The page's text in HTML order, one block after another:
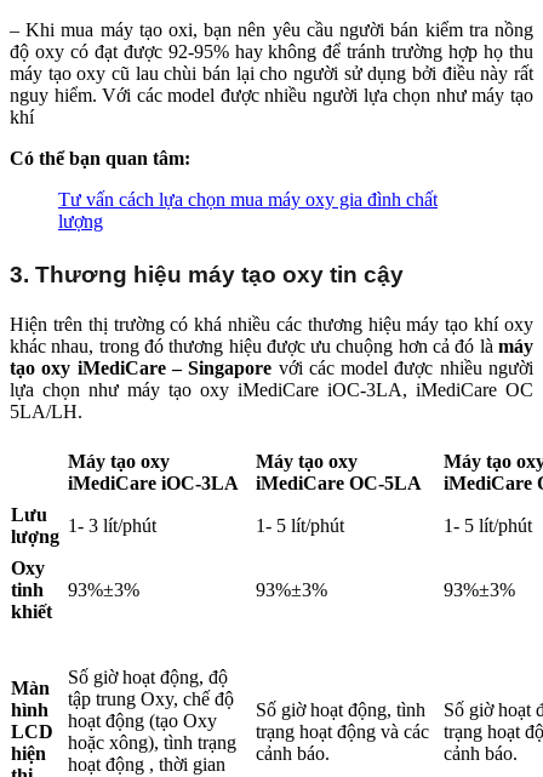
– Khi mua máy tạo oxi, bạn nên yêu cầu người bán kiểm tra nồng
độ oxy có đạt được 92-95% hay không để tránh trường hợp họ thu
máy tạo oxy cũ lau chùi bán lại cho người sử dụng bởi điều này rất
nguy hiểm. Với các model được nhiều người lựa chọn như máy tạo
khí
Có thể bạn quan tâm:
Tư vấn cách lựa chọn mua máy oxy gia đình chất
lượng
3. Thương hiệu máy tạo oxy tin cậy
Hiện trên thị trường có khá nhiều các thương hiệu máy tạo khí oxy
khác nhau, trong đó thương hiệu được ưu chuộng hơn cả đó là máy
tạo oxy iMediCare – Singapore với các model được nhiều người
lựa chọn như máy tạo oxy iMediCare iOC-3LA, iMediCare OC
5LA/LH.
Máy tạo oxy
iMediCare iOC-3LA
Máy tạo oxy
iMediCare OC-5LA
Máy tạo
iMediCare
Lưu
lượng
1- 3 lít/phút 1- 5 lít/phút 1- 5 lít/phút
Oxy
tinh
khiết
93%±3% 93%±3% 93%±3%
Màn
hình
LCD
hiện
Số giờ hoạt động, độ
tập trung Oxy, chế độ
hoạt động (tạo Oxy
hoặc xông), tình trạng
hoạt động , thời gian
Số giờ hoạt động, tình
trạng hoạt động và các
cảnh báo.
Số giờ hoạt
trạng hoạt
cảnh báo.